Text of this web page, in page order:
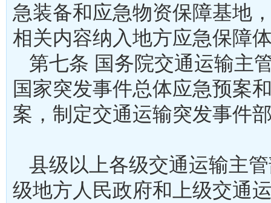
急装备和应急物资保障基地
相关内容纳入地方应急保
第七条 国务院交通运输主
国家突发事件总体应急预案
案，制定交通运输突发事件
县级以上各级交通运输主
级地方人民政府和上级交通